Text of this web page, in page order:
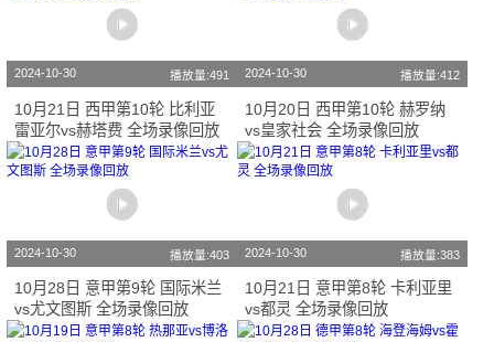
2024-10-30 播放量:491
10月21日 西甲第10轮 比利亚
雷亚尔vs赫塔费 全场录像回放
2024-10-30 播放量:412
10月20日 西甲第10轮 赫罗纳
vs皇家社会 全场录像回放
2024-10-30 播放量:403
10月28日 意甲第9轮 国际米兰
vs尤文图斯 全场录像回放
2024-10-30 播放量:383
10月21日 意甲第8轮 卡利亚里
vs都灵 全场录像回放